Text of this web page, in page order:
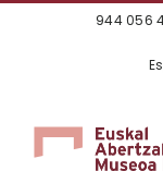
944 056